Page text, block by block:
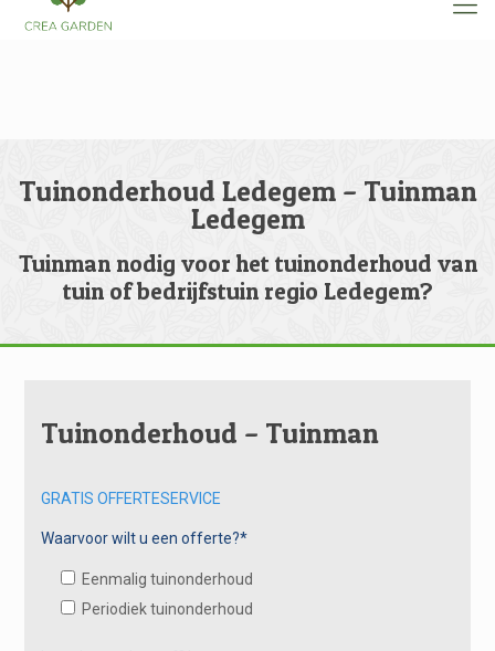
Tuinonderhoud Ledegem – Tuinman
Ledegem
Tuinman nodig voor het tuinonderhoud van
tuin of bedrijfstuin regio Ledegem?
Tuinonderhoud – Tuinman
GRATIS OFFERTESERVICE
Waarvoor wilt u een offerte?*
Eenmalig tuinonderhoud
Periodiek tuinonderhoud